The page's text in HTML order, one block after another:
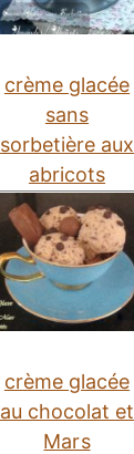
crème glacée
sans
sorbetière aux
abricots
crème glacée
au chocolat et
Mars